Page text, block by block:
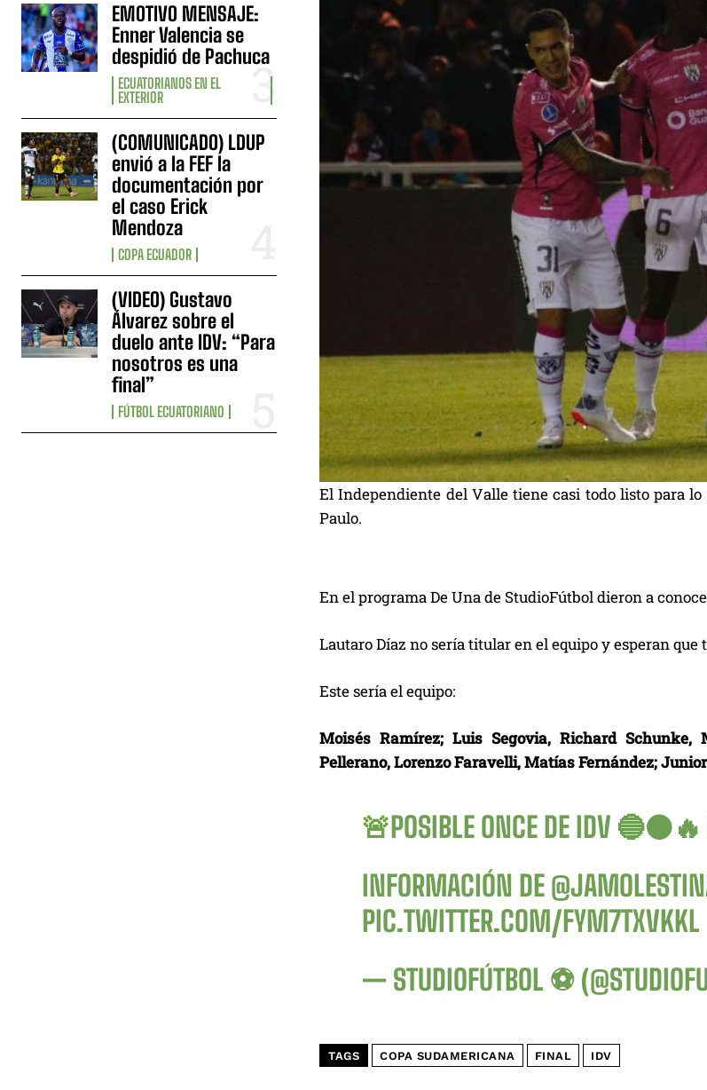
EMOTIVO MENSAJE:
Enner Valencia se
despidió de Pachuca
ECUATORIANOS EN EL
EXTERIOR
(COMUNICADO) LDUP
envió a la FEF la
documentación por
el caso Erick
Mendoza
COPA ECUADOR
(VIDEO) Gustavo
Álvarez sobre el
duelo ante IDV: “Para
nosotros es una
final”
FÚTBOL ECUATORIANO
El Independiente del Valle tiene casi todo listo para
Paulo.
En el programa De Una de StudioFútbol dieron a
Lautaro Díaz no sería titular en el equipo y esperan
Este sería el equipo:
Moisés Ramírez; Luis Segovia, Richard Schunke,
Pellerano, Lorenzo Faravelli, Matías Fernández;
🚨POSIBLE ONCE DE IDV
INFORMACIÓN DE
PIC.TWITTER.COM/FYM7TXVKKL
— STUDIOFÚTBOL ⚽
TAGS COPA SUDAMERICANA FINAL IDV